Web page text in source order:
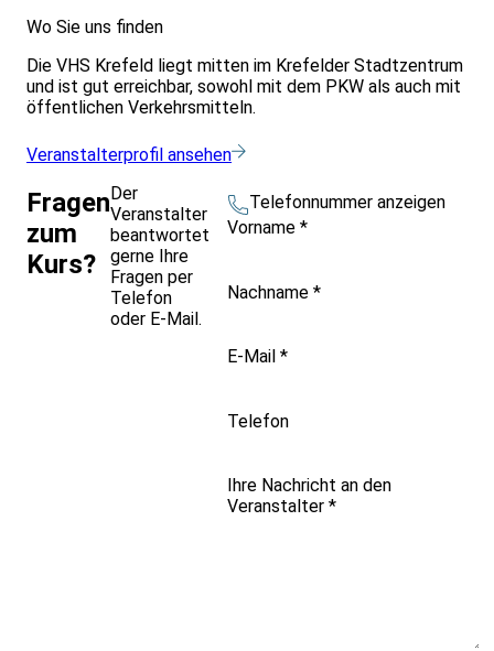
Wo Sie uns finden
Die VHS Krefeld liegt mitten im Krefelder Stadtzentrum
und ist gut erreichbar, sowohl mit dem PKW als auch mit
öffentlichen Verkehrsmitteln.
Veranstalterprofil ansehen
Fragen
zum
Kurs?
Der
Veranstalter
beantwortet
gerne Ihre
Fragen per
Telefon
oder E-Mail.
Telefonnummer anzeigen
Vorname *
Nachname *
E-Mail *
Telefon
Ihre Nachricht an den
Veranstalter *